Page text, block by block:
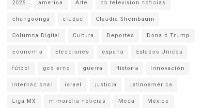
2025 america Arte cb television noticias
changoonga ciudad Claudia Sheinbaum
Columna Digital Cultura Deportes Donald Trump
economia Elecciones españa Estados Unidos
fútbol gobierno guerra Historia Innovación
Internacional israel justicia Latinoamérica
Liga MX mimorelia noticias Moda México